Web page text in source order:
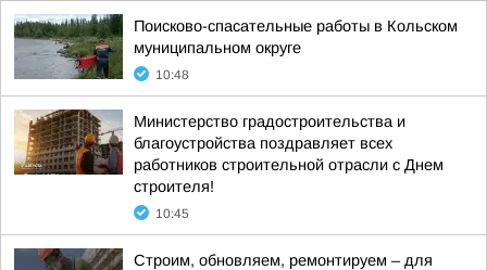
Поисково-спасательные работы в Кольском
муниципальном округе
10:48
Министерство градостроительства и
благоустройства поздравляет всех
работников строительной отрасли с Днем
строителя!
10:45
Строим, обновляем, ремонтируем – для